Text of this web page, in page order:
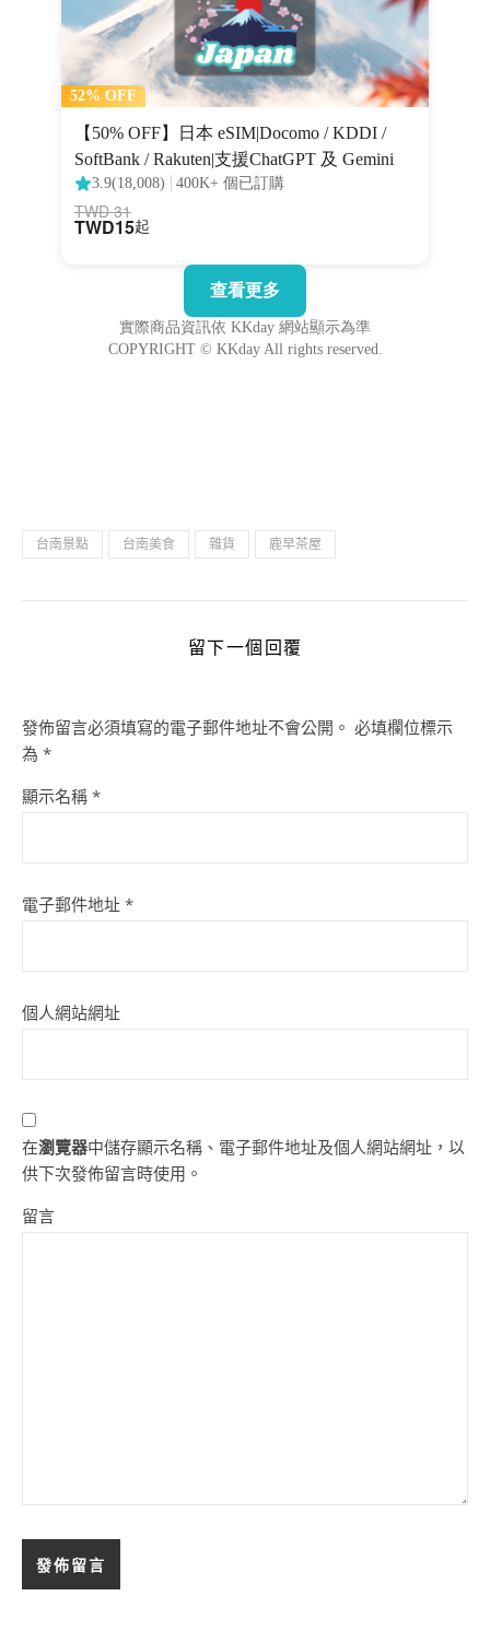
台南景點 台南美食 雜貨 鹿早茶屋
留下一個回覆
發佈留言必須填寫的電子郵件地址不會公開。 必填欄位標示
為 *
顯示名稱 *
電子郵件地址 *
個人網站網址
在瀏覽器中儲存顯示名稱、電子郵件地址及個人網站網址，以
供下次發佈留言時使用。
留言